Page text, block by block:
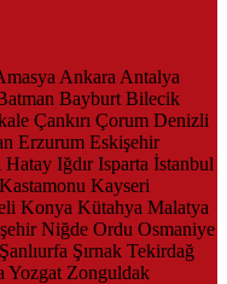
Ankara Antalya
Bayburt Bilecik
Çankırı Çorum Denizli
Erzurum Eskişehir
Hatay Iğdır Isparta İstanbul
Kastamonu Kayseri
Konya Kütahya Malatya
Niğde Ordu Osmaniye
Şanlıurfa Şırnak Tekirdağ
Yozgat Zonguldak